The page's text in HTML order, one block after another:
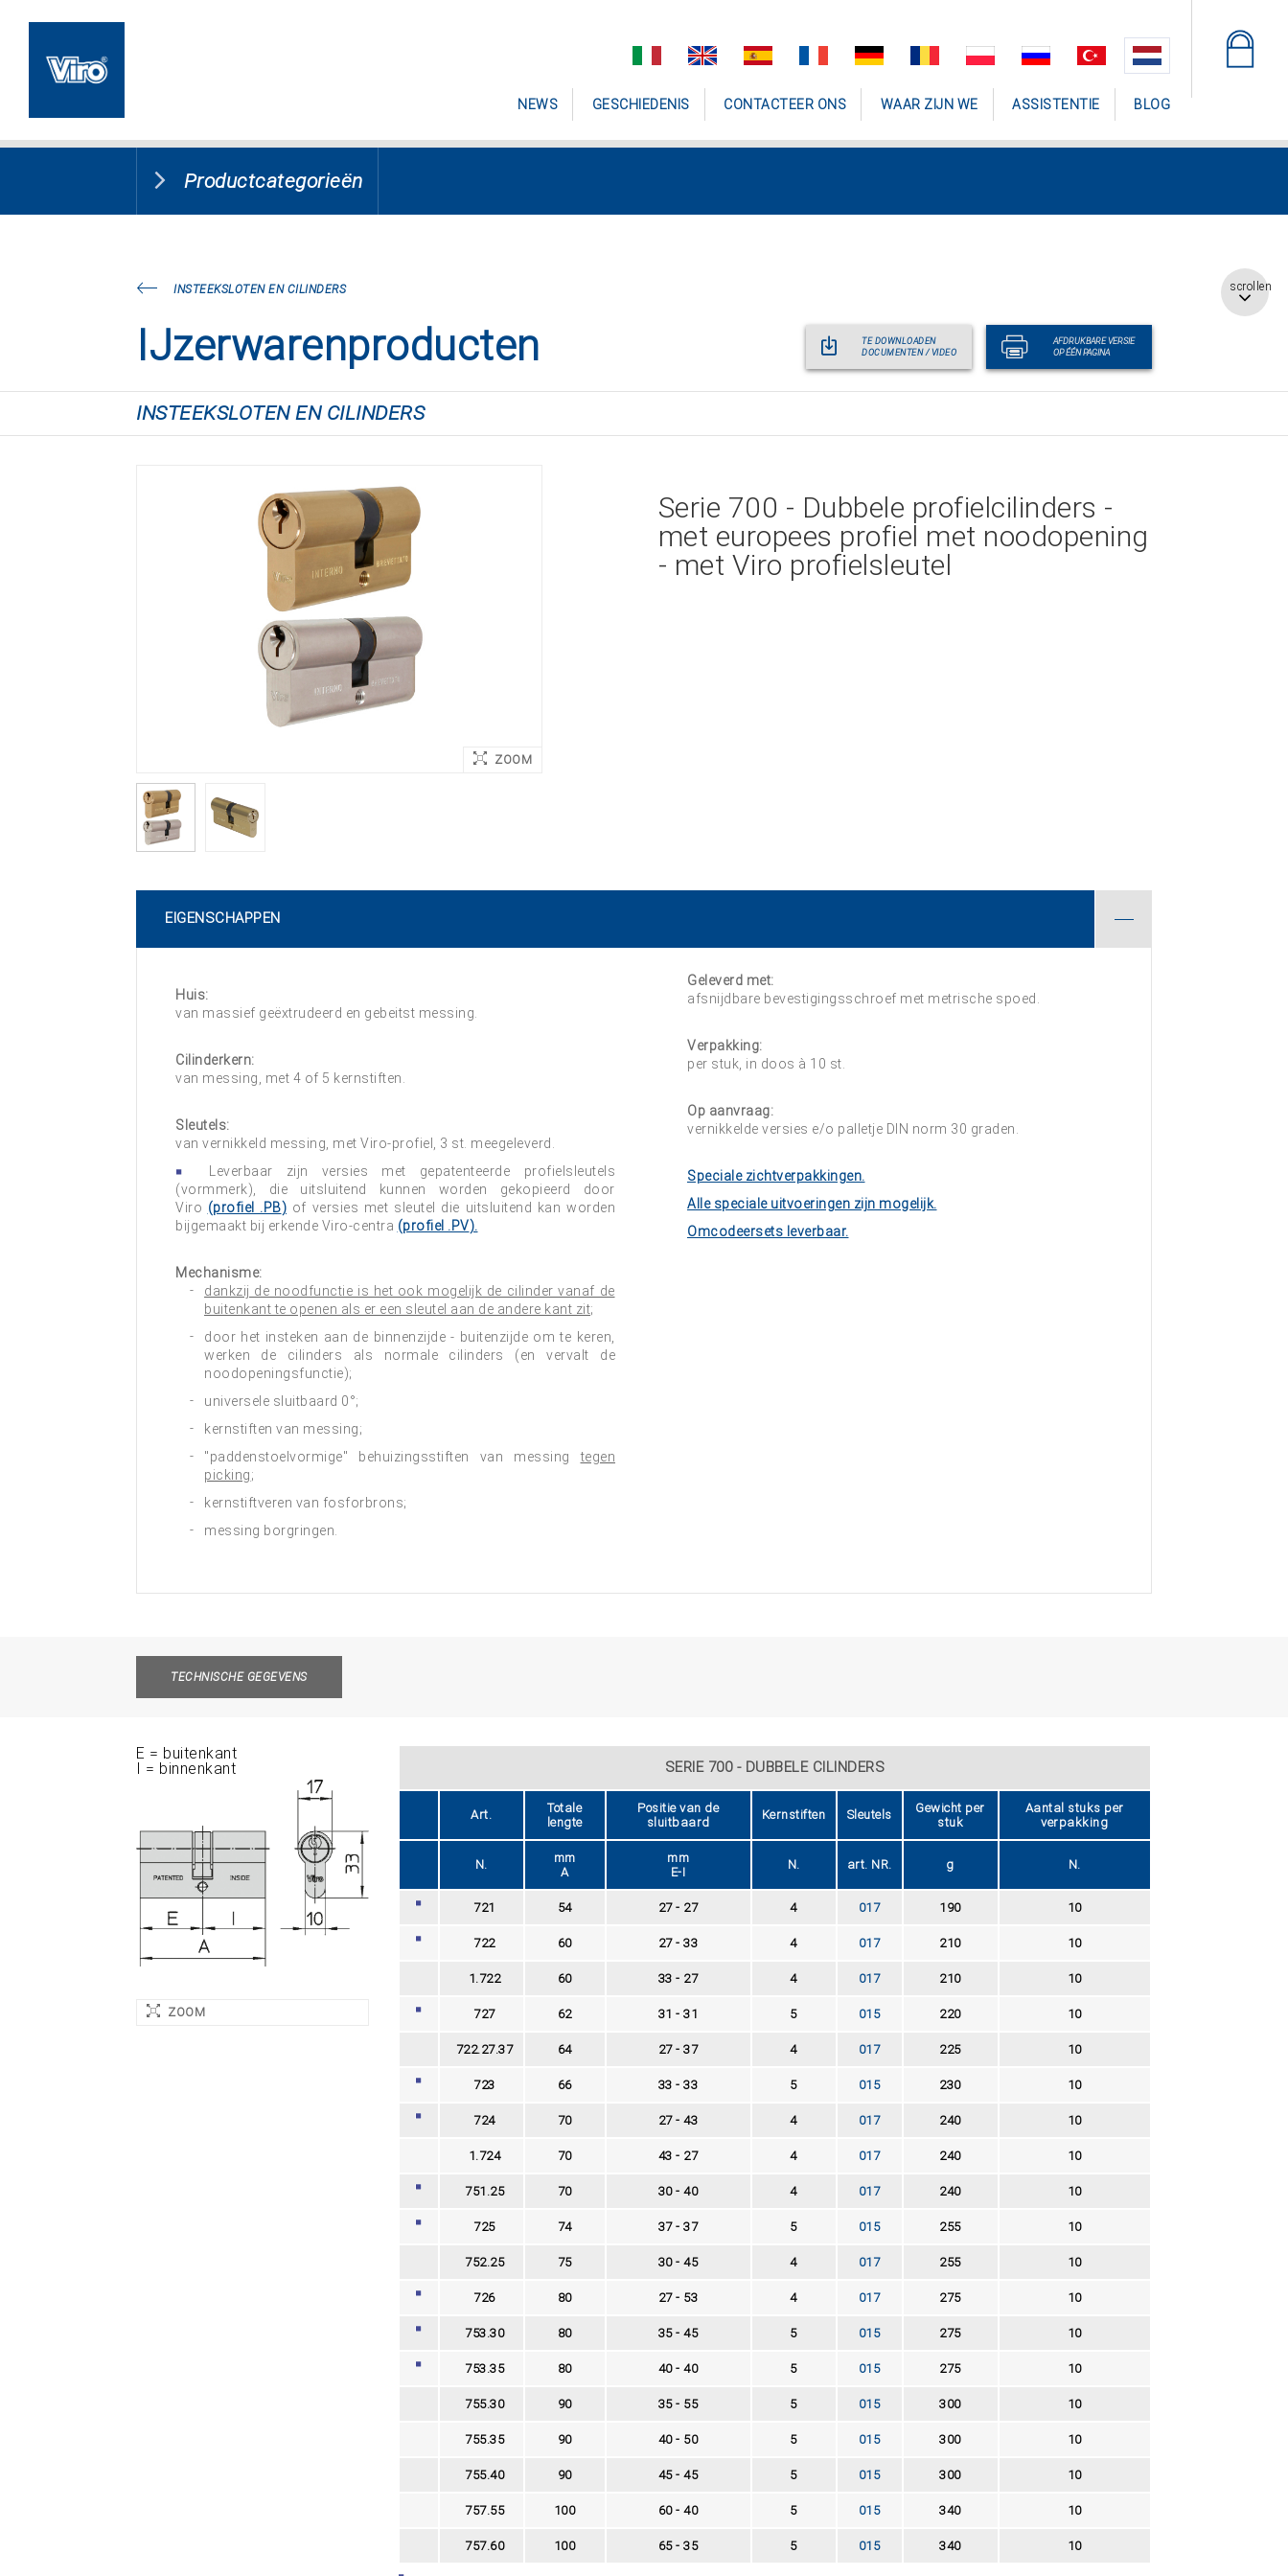
scrollen
NEWS GESCHIEDENIS CONTACTEER ONS WAAR ZIJN WE ASSISTENTIE BLOG
Productcategorieën
INSTEEKSLOTEN EN CILINDERS
IJzerwarenproducten
TE DOWNLOADEN
DOCUMENTEN / VIDEO
AFDRUKBARE VERSIE
OP ÉÉN PAGINA
INSTEEKSLOTEN EN CILINDERS
ZOOM
Serie 700 - Dubbele profielcilinders -
met europees profiel met noodopening
- met Viro profielsleutel
EIGENSCHAPPEN
Huis:
van massief geëxtrudeerd en gebeitst messing.
Cilinderkern:
van messing, met 4 of 5 kernstiften.
Sleutels:
van vernikkeld messing, met Viro-profiel, 3 st. meegeleverd.
Leverbaar zijn versies met gepatenteerde profielsleutels
(vormmerk), die uitsluitend kunnen worden gekopieerd door
Viro (profiel .PB) of versies met sleutel die uitsluitend kan worden
bijgemaakt bij erkende Viro-centra (profiel .PV).
Mechanisme:
dankzij de noodfunctie is het ook mogelijk de cilinder vanaf de
buitenkant te openen als er een sleutel aan de andere kant zit;
door het insteken aan de binnenzijde - buitenzijde om te keren,
werken de cilinders als normale cilinders (en vervalt de
noodopeningsfunctie);
universele sluitbaard 0°;
kernstiften van messing;
"paddenstoelvormige" behuizingsstiften van messingtegen
picking;
kernstiftveren van fosforbrons;
messing borgringen.
Geleverd met:
afsnijdbare bevestigingsschroef met metrische spoed.
Verpakking:
per stuk, in doos à 10 st.
Op aanvraag:
vernikkelde versies e/o palletje DIN norm 30 graden.
Speciale zichtverpakkingen.
Alle speciale uitvoeringen zijn mogelijk.
Omcodeersets leverbaar.
TECHNISCHE GEGEVENS
E = buitenkant
I = binnenkant
ZOOM
SERIE 700 - DUBBELE CILINDERS
Art.
Totale
lengte
Positie van de
sluitbaard
Kernstiften Sleutels
Gewicht per
stuk
Aantal stuks per
verpakking
N.
mm
A
mm
E-I
N. art. NR. g N.
721 54 27 - 27 4 017 190 10
722 60 27 - 33 4 017 210 10
1.722 60 33 - 27 4 017 210 10
727 62 31 - 31 5 015 220 10
722.27.37 64 27 - 37 4 017 225 10
723 66 33 - 33 5 015 230 10
724 70 27 - 43 4 017 240 10
1.724 70 43 - 27 4 017 240 10
751.25 70 30 - 40 4 017 240 10
725 74 37 - 37 5 015 255 10
752.25 75 30 - 45 4 017 255 10
726 80 27 - 53 4 017 275 10
753.30 80 35 - 45 5 015 275 10
753.35 80 40 - 40 5 015 275 10
755.30 90 35 - 55 5 015 300 10
755.35 90 40 - 50 5 015 300 10
755.40 90 45 - 45 5 015 300 10
757.55 100 60 - 40 5 015 340 10
757.60 100 65 - 35 5 015 340 10